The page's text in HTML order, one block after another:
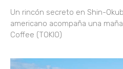
Un rincón secreto en Shin-
americano acompaña una
Coffee (TOKIO)